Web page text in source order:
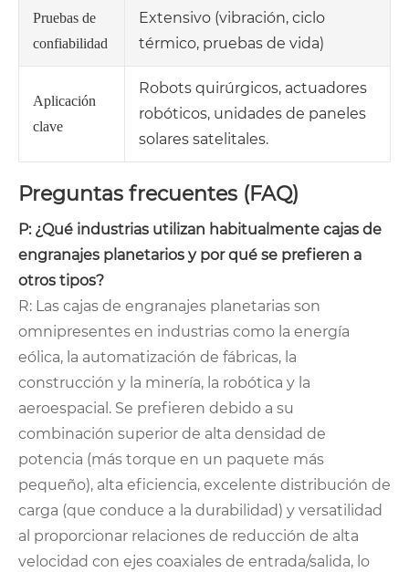
Pruebas de
confiabilidad
Extensivo (vibración, ciclo
térmico, pruebas de vida)
Aplicación
clave
Robots quirúrgicos, actuadores
robóticos, unidades de paneles
solares satelitales.
Preguntas frecuentes (FAQ)
P: ¿Qué industrias utilizan habitualmente cajas de
engranajes planetarios y por qué se prefieren a
otros tipos?
R: Las cajas de engranajes planetarias son
omnipresentes en industrias como la energía
eólica, la automatización de fábricas, la
construcción y la minería, la robótica y la
aeroespacial. Se prefieren debido a su
combinación superior de alta densidad de
potencia (más torque en un paquete más
pequeño), alta eficiencia, excelente distribución de
carga (que conduce a la durabilidad) y versatilidad
al proporcionar relaciones de reducción de alta
velocidad con ejes coaxiales de entrada/salida, lo